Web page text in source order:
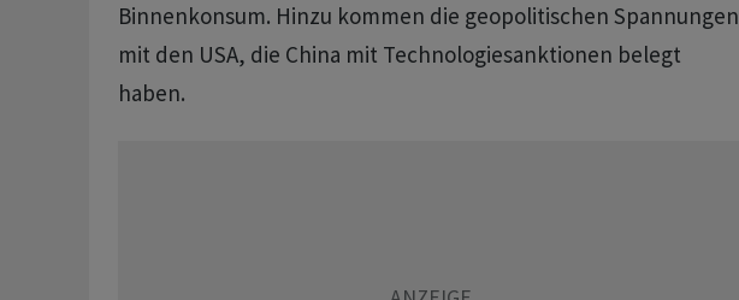
Binnenkonsum. Hinzu kommen die geopolitischen Spannungen
mit den USA, die China mit Technologiesanktionen belegt
haben.